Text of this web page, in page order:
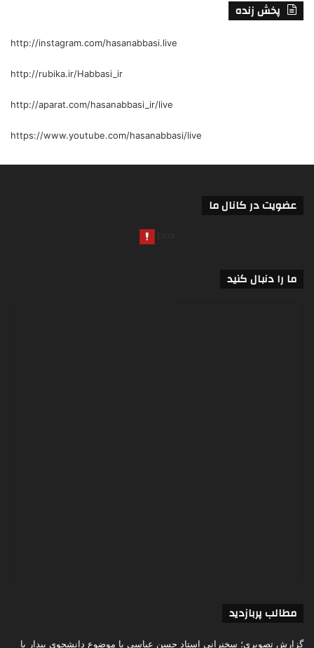
پخش زنده
http://instagram.com/hasanabbasi.live
http://rubika.ir/Habbasi_ir
http://aparat.com/hasanabbasi_ir/live
https://www.youtube.com/hasanabbasi/live
عضویت در کانال ما
ما را دنبال کنید
مطالب پربازدید
گزارش تصویری؛ سخنرانی استاد حسن عباسی با موضوع دانشجوی بیدار با